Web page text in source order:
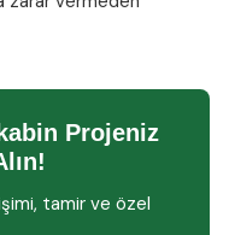
Projeniz
tamir ve özel